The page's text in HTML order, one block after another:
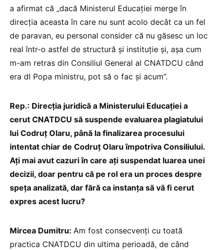
a afirmat că „dacă Ministerul Educației merge în
direcția aceasta în care nu sunt acolo decât ca un fel
de paravan, eu personal consider că nu găsesc un loc
real într-o astfel de structură și instituție și, așa cum
m-am retras din Consiliul General al CNATDCU când
era dl Popa ministru, pot să o fac și acum”.
Rep.: Direcția juridică a Ministerului Educației a
cerut CNATDCU să suspende evaluarea plagiatului
lui Codruț Olaru, până la finalizarea procesului
intentat chiar de Codruț Olaru împotriva Consiliului.
Ați mai avut cazuri în care ați suspendat luarea unei
decizii, doar pentru că pe rol era un proces despre
speța analizată, dar fără ca instanța să vă fi cerut
expres acest lucru?
Mircea Dumitru: Am fost consecvenți cu toată
practica CNATDCU din ultima perioadă, de când